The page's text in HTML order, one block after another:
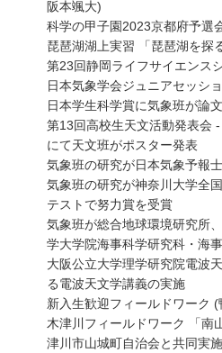
阪本颯大)
科学の甲子園2023京都府予選
琵琶湖湖上実習 「琵琶湖を探
第23回静岡ライフサイエンス
日本気象学会ジュニアセッシ
日本学生科学賞に気象班が論
第13回高校生天文活動発表会
にて天文班がポスター発表
気象班の研究が日本気象予報
気象班の研究が神奈川大学全
テストで努力賞を受賞
気象班が総合地球環境研究所
学大学院海事科学研究科・海
大阪公立大学理学研究院電波
る電波天文学講義の実施
新入生歓迎フィールドワーク
木津川フィールドワーク 「南
津川市山城町自治会と共同実施